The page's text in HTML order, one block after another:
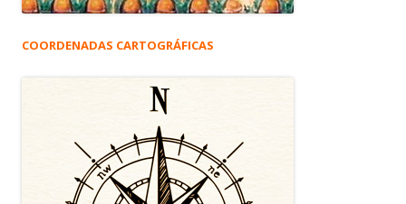
COORDENADAS CARTOGRÁFICAS